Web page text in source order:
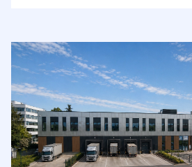
internationale